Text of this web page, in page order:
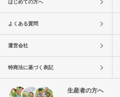
はじめての方へ
よくある質問
運営会社
特商法に基づく表記
生産者の方へ